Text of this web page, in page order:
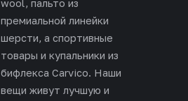
wool, пальто из
премиальной линейки
шерсти, а спортивные
товары и купальники из
бифлекса Carvico. Наши
вещи живут лучшую и